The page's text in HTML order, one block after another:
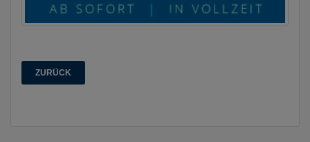
ZURÜCK